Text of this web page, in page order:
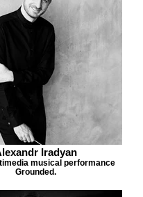
Iradyan
musical performance
Grounded.